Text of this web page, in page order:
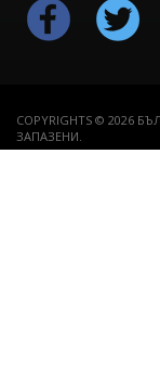
COPYRIGHTS © 2026
ЗАПАЗЕНИ.